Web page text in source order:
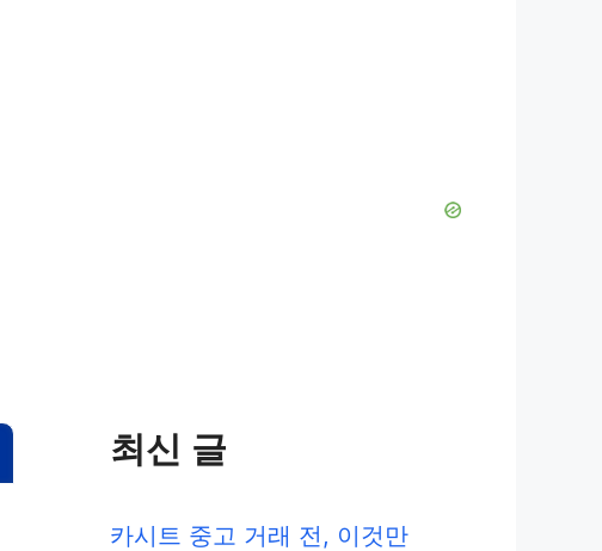
최신 글
카시트 중고 거래 전, 이것만